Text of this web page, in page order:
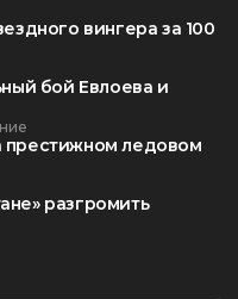
вингера за 100
бой Евлоева и
престижном ледовом
разгромить